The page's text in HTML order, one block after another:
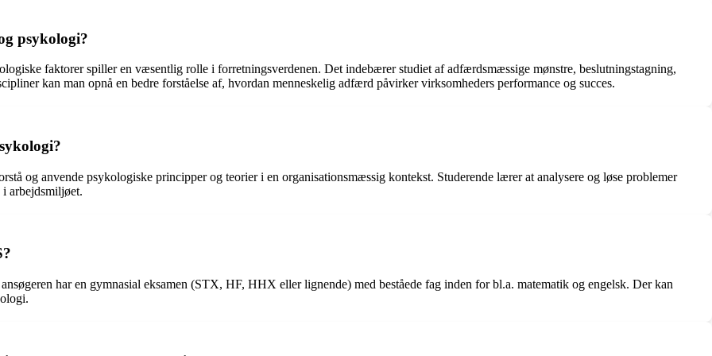
psykologi?
faktorer spiller en væsentlig rolle i forretningsverdenen. Det indebærer studiet af adfærdsmæssige mønstre, beslutningstagning,
kan man opnå en bedre forståelse af, hvordan menneskelig adfærd påvirker virksomheders performance og succes.
og anvende psykologiske principper og teorier i en organisationsmæssig kontekst. Studerende lærer at analysere og løse problemer
i arbejdsmiljøet.
har en gymnasial eksamen (STX, HF, HHX eller lignende) med beståede fag inden for bl.a. matematik og engelsk. Der kan